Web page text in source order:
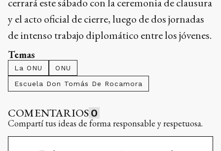
cerrará este sábado con la ceremonia de clausura
y el acto oficial de cierre, luego de dos jornadas
de intenso trabajo diplomático entre los jóvenes.
Temas
La ONU
ONU
Escuela Don Tomás De Rocamora
COMENTARIOS 0
Compartí tus ideas de forma responsable y respetuosa.